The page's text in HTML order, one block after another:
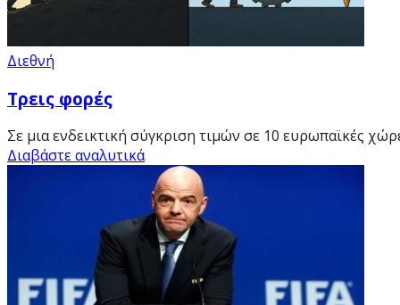
Διεθνή
Τρεις φορές
Σε μια ενδεικτική σύγκριση τιμών σε 10 ευρωπαϊκές
Διαβάστε αναλυτικά